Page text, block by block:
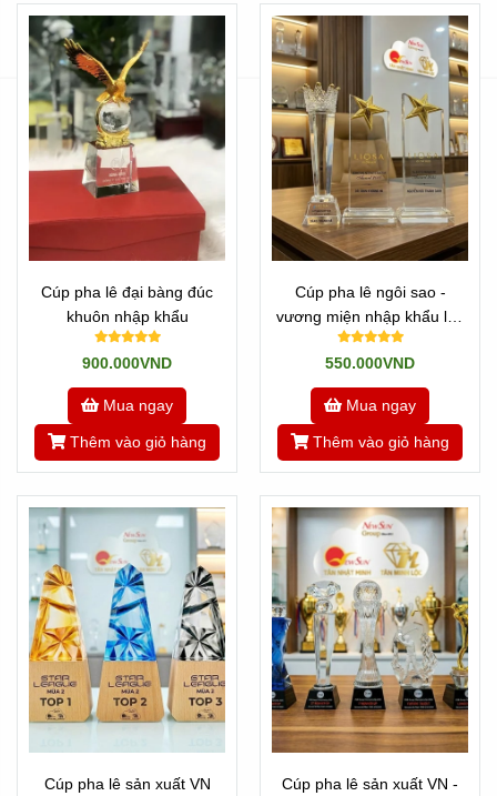
Cúp pha lê đại bàng đúc
khuôn nhập khẩu
900.000VND
Mua ngay
Thêm vào giỏ hàng
Cúp pha lê ngôi sao -
vương miện nhập khẩu lắp
ráp tại Tphcm
550.000VND
Mua ngay
Thêm vào giỏ hàng
Cúp pha lê sản xuất VN
Cúp pha lê sản xuất VN -